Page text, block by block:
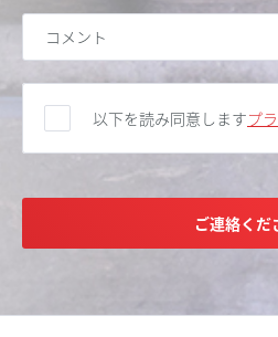
以下を読み同意しますプ
ご連絡くだ